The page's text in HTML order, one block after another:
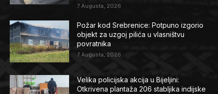
7 Augusta, 2026
Požar kod Srebrenice: Potpuno izgorio
objekt za uzgoj pilića u vlasništvu
povratnika
7 Augusta, 2026
Velika policijska akcija u Bijeljini:
Otkrivena plantaža 206 stabljika indijske